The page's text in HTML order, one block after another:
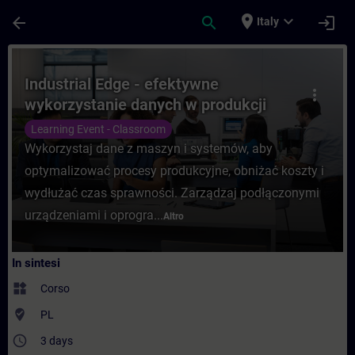
arrow_back search place Italy expand_more login
Corso - Industrial Edge - efektywne
more_vert
Industrial Edge - efektywne
wykorzystanie danych w produkcji
Learning Event - Classroom
Wykorzystaj dane z maszyn i systemów, aby
optymalizować procesy produkcyjne, obniżać koszty i
wydłużać czas sprawności. Zarządzaj podłączonymi
urządzeniami i oprogra...Altro
In sintesi
widgets Corso
where_to_vote PL
access_time 3 days